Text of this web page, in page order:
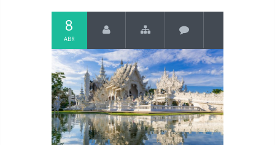
8
ABR